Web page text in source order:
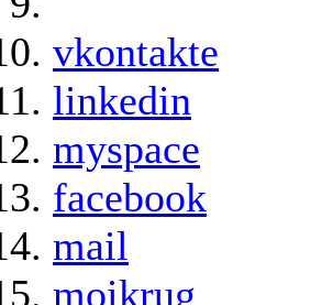
vkontakte
linkedin
myspace
facebook
mail
moikrug